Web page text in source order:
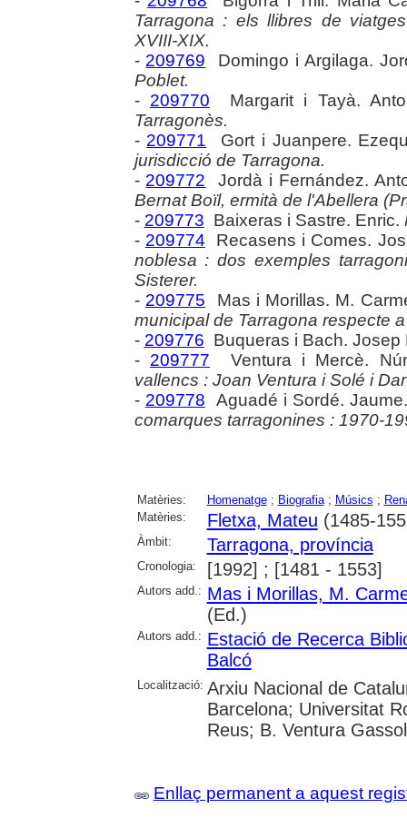
Tarragona : els llibres de
XVIII-XIX.
- 209769 Domingo i Argilaga.
Poblet.
- 209770 Margarit i Tayà.
Tarragonès.
- 209771 Gort i Juanpere.
jurisdicció de Tarragona.
- 209772 Jordà i Fernández.
Bernat Boïl, ermità de l'Abellera
- 209773 Baixeras i Sastre. Enric.
- 209774 Recasens i Comes.
noblesa : dos exemples
Sisterer.
- 209775 Mas i Morillas. M.
municipal de Tarragona respecte
- 209776 Buqueras i Bach. Josep
- 209777 Ventura i Mercè.
vallencs : Joan Ventura i Solé i
- 209778 Aguadé i Sordé.
comarques tarragonines : 1970-
Matèries: Homenatge; Biografia; Músics ;
Matèries:
Fletxa, Mateu (1485-
Àmbit: Tarragona, província
Cronologia: [1992] ; [1481 - 1553]
Autors add.: Mas i Morillas, M.
(Ed.)
Autors add.: Estació de Recerca
Balcó
Localització: Arxiu Nacional de
Barcelona; Universitat
Reus; B. Ventura
Enllaç permanent a aquest